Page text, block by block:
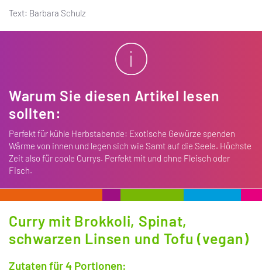
Text: Barbara Schulz
Warum Sie diesen Artikel lesen
sollten:
Perfekt für kühle Herbstabende: Exotische Gewürze spenden
Wärme von innen und legen sich wie Samt auf die Seele. Höchste
Zeit also für coole Currys. Perfekt mit und ohne Fleisch oder
Fisch.
Curry mit Brokkoli, Spinat,
schwarzen Linsen und Tofu (vegan)
Zutaten für 4 Portionen: